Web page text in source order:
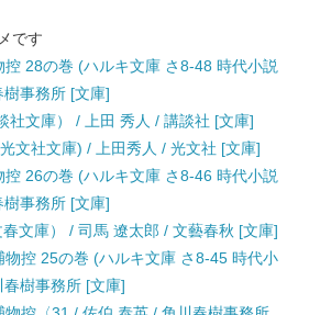
です
28の巻 (ハルキ文庫 さ8-48 時代小説
事務所 [文庫]
社文庫） / 上田 秀人 / 講談社 [文庫]
文社文庫) / 上田秀人 / 光文社 [文庫]
26の巻 (ハルキ文庫 さ8-46 時代小説
事務所 [文庫]
文庫） / 司馬 遼太郎 / 文藝春秋 [文庫]
物控 25の巻 (ハルキ文庫 さ8-45 時代小
樹事務所 [文庫]